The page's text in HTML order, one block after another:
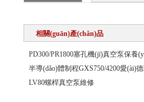
相關(guān)產(chǎn)品
PD300/PR1800塞孔機(jī)真空泵保養
半導(dǎo)體制程GXS750/4200愛(ài)
LV80螺桿真空泵維修